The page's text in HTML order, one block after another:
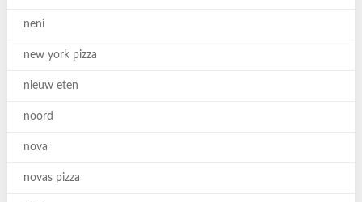
neni
new york pizza
nieuw eten
noord
nova
novas pizza